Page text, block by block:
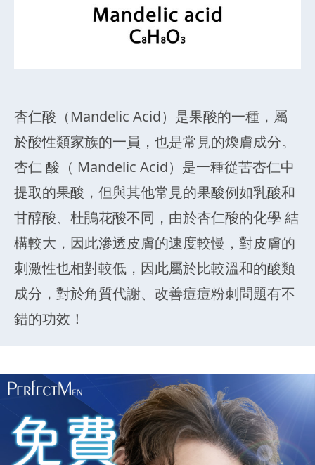
杏仁酸（Mandelic Acid）是果酸的一種，屬
於酸性類家族的一員，也是常見的煥膚成分。
杏仁 酸（ Mandelic Acid）是一種從苦杏仁中
提取的果酸，但與其他常見的果酸例如乳酸和
甘醇酸、杜鵑花酸不同，由於杏仁酸的化學 結
構較大，因此滲透皮膚的速度較慢，對皮膚的
刺激性也相對較低，因此屬於比較溫和的酸類
成分，對於角質代謝、改善痘痘粉刺問題有不
錯的功效！